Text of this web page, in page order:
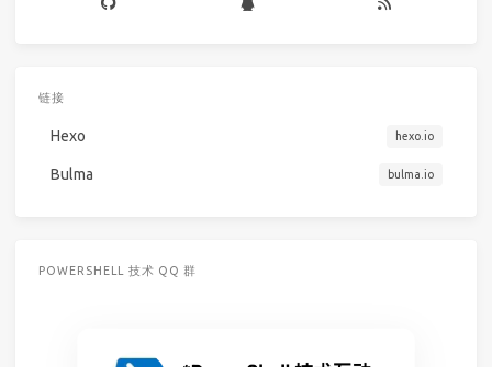
链接
Hexo hexo.io
Bulma bulma.io
POWERSHELL 技术 QQ 群